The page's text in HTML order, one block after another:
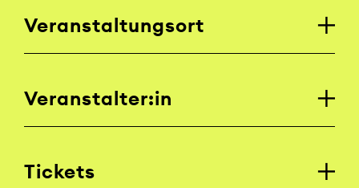
Veranstaltungsort
Veranstalter:in
Tickets